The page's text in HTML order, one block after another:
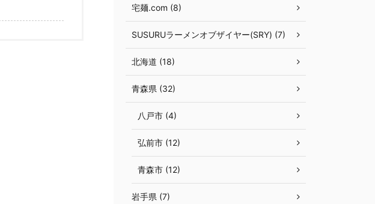
宅麺.com (8)
SUSURUラーメンオブザイヤー(SRY) (7)
北海道 (18)
青森県 (32)
八戸市 (4)
弘前市 (12)
青森市 (12)
岩手県 (7)